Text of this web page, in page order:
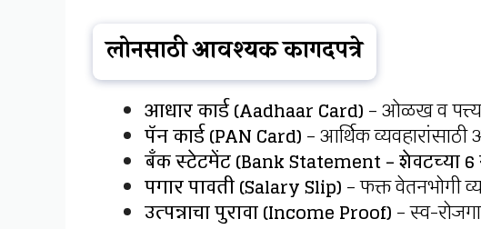
लोनसाठी आवश्यक कागदपत्रे
आधार कार्ड (Aadhaar Card) – ओळख व
पॅन कार्ड (PAN Card) – आर्थिक
बँक स्टेटमेंट (Bank Statement – शेवटच्या 6
पगार पावती (Salary Slip) – फक्त वेतनभोगी
उत्पन्नाचा पुरावा (Income Proof) – स्व-